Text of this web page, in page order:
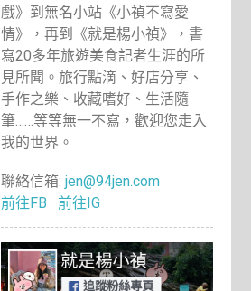
戲》到無名小站《小禎不寫愛
情》，再到《就是楊小禎》，書
寫20多年旅遊美食記者生涯的所
見所聞。旅行點滴、好店分享、
手作之樂、收藏嗜好、生活隨
筆……等等無一不寫，歡迎您走入
我的世界。
聯絡信箱: jen@94jen.com
前往FB
前往IG